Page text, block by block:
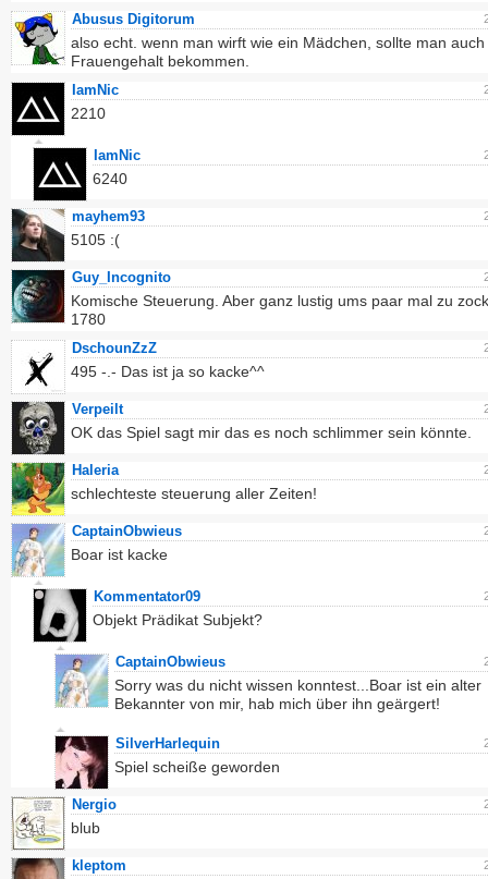
Abusus Digitorum
also echt. wenn man wirft wie ein Mädchen, sollte man
Frauengehalt bekommen.
IamNic
2210
IamNic
6240
mayhem93
5105 :(
Guy_Incognito
Komische Steuerung. Aber ganz lustig ums paar mal zu
1780
DschounZzZ
495 -.- Das ist ja so kacke^^
Verpeilt
OK das Spiel sagt mir das es noch schlimmer sein könnte.
Haleria
schlechteste steuerung aller Zeiten!
CaptainObwieus
Boar ist kacke
Kommentator09
Objekt Prädikat Subjekt?
CaptainObwieus
Sorry was du nicht wissen konntest...Boar ist ein alter
Bekannter von mir, hab mich über ihn geärgert!
SilverHarlequin
Spiel scheiße geworden
Nergio
blub
kleptom